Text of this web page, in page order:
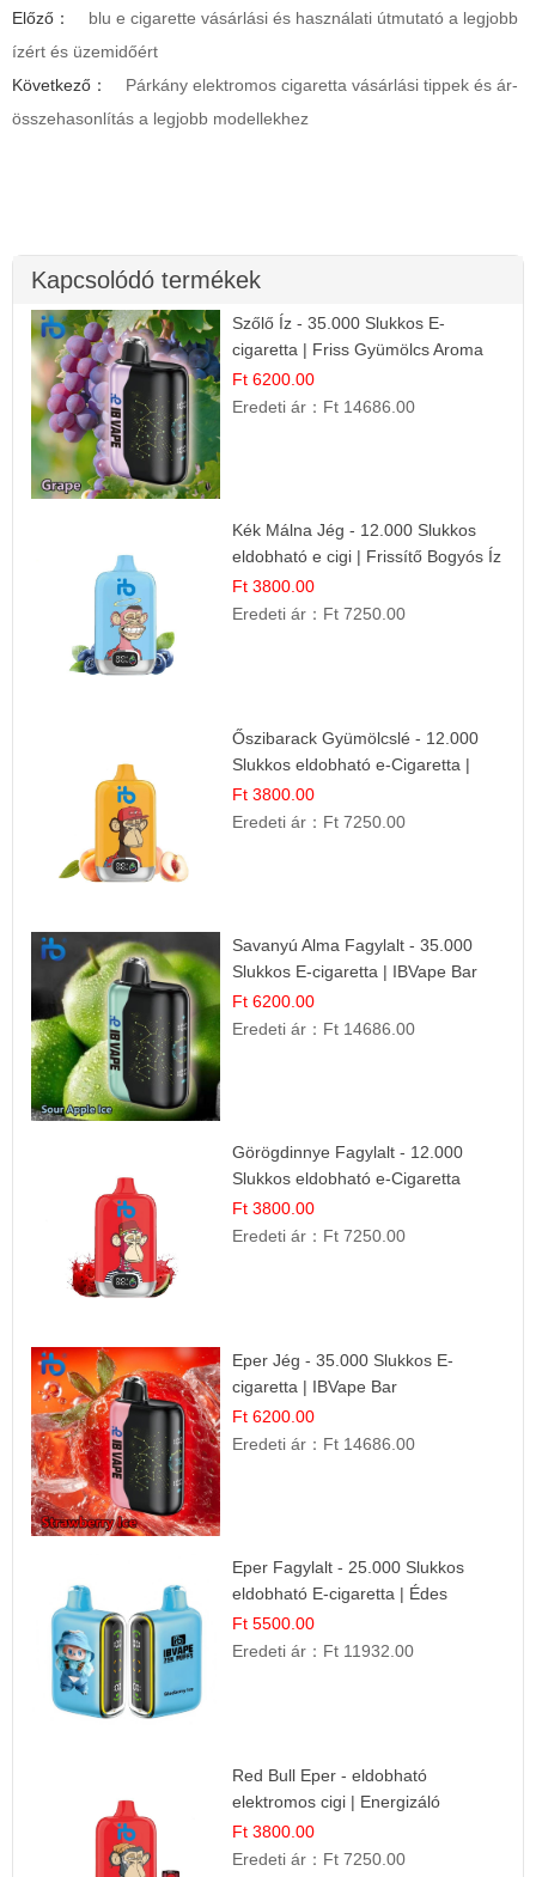
Előző：
blu e cigarette vásárlási és használati útmutató a legjobb
ízért és üzemidőért
Következő：
Párkány elektromos cigaretta vásárlási tippek és ár-
összehasonlítás a legjobb modellekhez
Kapcsolódó termékek
Szőlő Íz - 35.000 Slukkos E-
cigaretta | Friss Gyümölcs Aroma
Ft 6200.00
Eredeti ár： Ft 14686.00
Kék Málna Jég - 12.000 Slukkos
eldobható e cigi | Frissítő Bogyós Íz
Ft 3800.00
Eredeti ár： Ft 7250.00
Őszibarack Gyümölcslé - 12.000
Slukkos eldobható e-Cigaretta |
Friss Gyümölcs Íz
Ft 3800.00
Eredeti ár： Ft 7250.00
Savanyú Alma Fagylalt - 35.000
Slukkos E-cigaretta | IBVape Bar
Ft 6200.00
Eredeti ár： Ft 14686.00
Görögdinnye Fagylalt - 12.000
Slukkos eldobható e-Cigaretta
Ft 3800.00
Eredeti ár： Ft 7250.00
Eper Jég - 35.000 Slukkos E-
cigaretta | IBVape Bar
Ft 6200.00
Eredeti ár： Ft 14686.00
Eper Fagylalt - 25.000 Slukkos
eldobható E-cigaretta | Édes
Desszert Íz
Ft 5500.00
Eredeti ár： Ft 11932.00
Red Bull Eper - eldobható
elektromos cigi | Energizáló
Gyümölcs Íz
Ft 3800.00
Eredeti ár： Ft 7250.00